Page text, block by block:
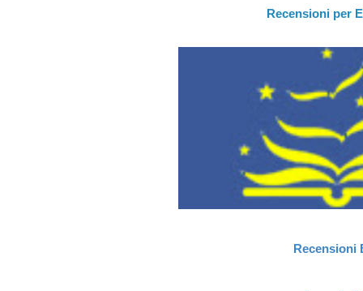
Recensioni per
Recensioni